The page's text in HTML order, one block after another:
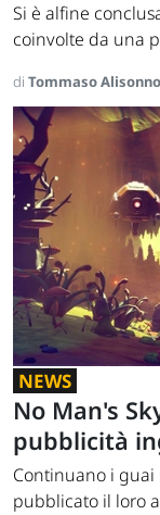
Si è alfine
coinvolte da una
di Tommaso Alisonno
NEWS
No Man's
pubblicità
Continuano i guai
pubblicato il loro